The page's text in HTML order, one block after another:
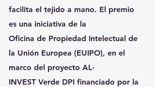
facilita el tejido a mano. El premio
es una iniciativa de la
Oficina de Propiedad Intelectual de
la Unión Europea (EUIPO), en el
marco del proyecto AL-
INVEST Verde DPI financiado por la